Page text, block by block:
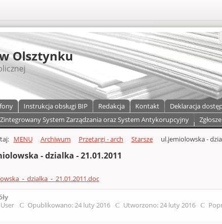
Olsztynku
Instrukcja obsługi BIP Redakcja Kontakt Deklaracja
Zintegrowany System Zarządzania oraz System Antykorupcyjny
zawartości
MENU Archiwum Przetargi - arch Starsze ul.jemiolowska -
- dzialka - 21.01.2011
_dzialka_-_21.01.2011.doc
Opublikowano: 24 luty 2016 Utworzono: 24 luty 2016